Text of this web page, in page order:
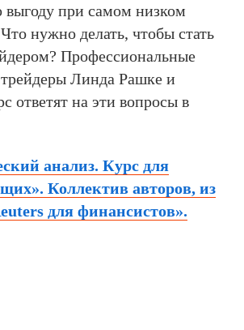
при самом низком
нужно делать, чтобы стать
Профессиональные
Линда Рашке и
ответят на эти вопросы в
анализ. Курс для
Коллектив авторов, из
для финансистов».